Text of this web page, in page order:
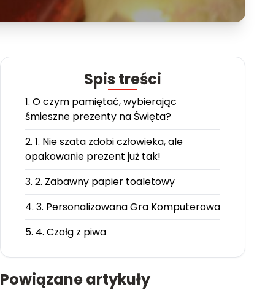
Spis treści
1. O czym pamiętać, wybierając
śmieszne prezenty na Święta?
2. 1. Nie szata zdobi człowieka, ale
opakowanie prezent już tak!
3. 2. Zabawny papier toaletowy
4. 3. Personalizowana Gra Komputerowa
5. 4. Czołg z piwa
Powiązane artykuły